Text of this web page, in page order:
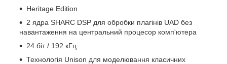
Heritage Edition
2 ядра SHARC DSP для обробки плагінів UAD без
навантаження на центральний процесор комп'ютера
24 біт / 192 кГц
Технологія Unison для моделювання класичних